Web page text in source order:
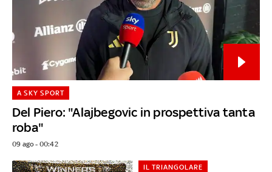
Del Piero: "Alajbegovic in prospettiva tanta
roba"
A SKY SPORT
09 ago - 00:42
IL TRIANGOLARE